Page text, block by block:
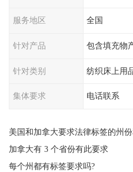
服务地区 全国
针对产品 包含填充物
针对类别 纺织床上用
集体要求 电话联系
美国和加拿大要求法律标签的州
加拿大有 3 个省份有此要求
每个州都有标签要求吗?